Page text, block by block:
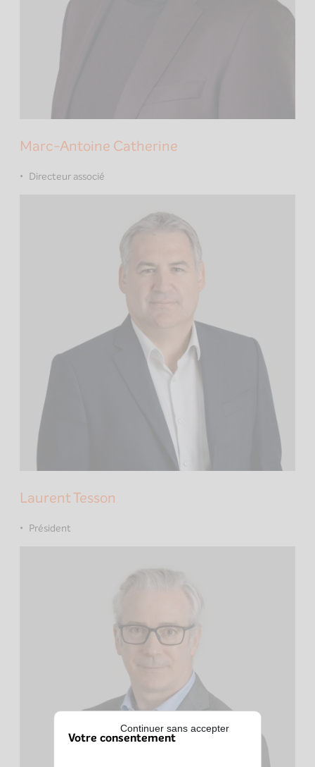
Marc-Antoine Catherine
Directeur associé
Laurent Tesson
Président
Votre consentement
Continuer sans accepter